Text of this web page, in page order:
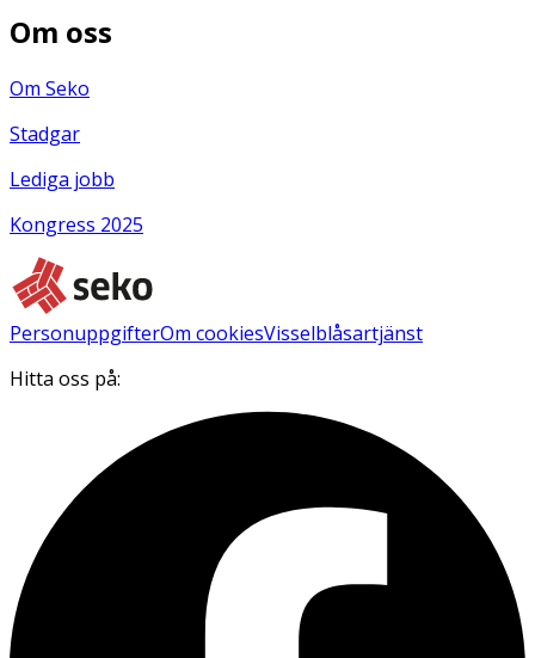
Om oss
Om Seko
Stadgar
Lediga jobb
Kongress 2025
PersonuppgifterOm cookiesVisselblåsartjänst
Hitta oss på: